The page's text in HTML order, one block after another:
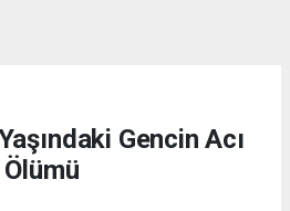
Gencin Acı
Ölümü